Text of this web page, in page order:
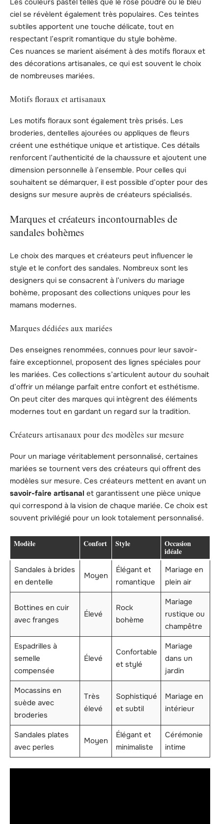
Les couleurs pastel telles que le rose poudré ou le bleu
ciel se révèlent également très populaires. Ces teintes
subtiles apportent une touche délicate, tout en
respectant l’esprit romantique du style bohème.
Ces nuances se marient aisément à des motifs floraux et
des décorations artisanales, ce qui est souvent le choix
de nombreuses mariées.
Motifs floraux et artisanaux
Les motifs floraux sont également très prisés. Les
broderies, dentelles ajourées ou appliques de fleurs
créent une esthétique unique et artistique. Ces détails
renforcent l’authenticité de la chaussure et ajoutent une
dimension personnelle à l’ensemble. Pour celles qui
souhaitent se démarquer, il est possible d’opter pour des
designs sur mesure auprès de créateurs spécialisés.
Marques et créateurs incontournables de
sandales bohèmes
Le choix des marques et créateurs peut influencer le
style et le confort des sandales. Nombreux sont les
designers qui se consacrent à l’univers du mariage
bohème, proposant des collections uniques pour les
mamans modernes.
Marques dédiées aux mariées
Des enseignes renommées, connues pour leur savoir-
faire exceptionnel, proposent des lignes spéciales pour
les mariées. Ces collections s’articulent autour du souhait
d’offrir un mélange parfait entre confort et esthétisme.
On peut citer des marques qui intègrent des éléments
modernes tout en gardant un regard sur la tradition.
Créateurs artisanaux pour des modèles sur mesure
Pour un mariage véritablement personnalisé, certaines
mariées se tournent vers des créateurs qui offrent des
modèles sur mesure. Ces créateurs mettent en avant un
savoir-faire artisanal et garantissent une pièce unique
qui correspond à la vision de chaque mariée. Ce choix est
souvent privilégié pour un look totalement personnalisé.
Modèle Confort Style Occasion
idéale
Sandales à brides
en dentelle
Moyen
Élégant et
romantique
Mariage en
plein air
Bottines en cuir
avec franges
Élevé
Rock
bohème
Mariage
rustique ou
champêtre
Espadrilles à
semelle
compensée
Élevé
Confortable
et stylé
Mariage
dans un
jardin
Mocassins en
suède avec
broderies
Très
élevé
Sophistiqué
et subtil
Mariage en
intérieur
Sandales plates
avec perles
Moyen
Élégant et
minimaliste
Cérémonie
intime